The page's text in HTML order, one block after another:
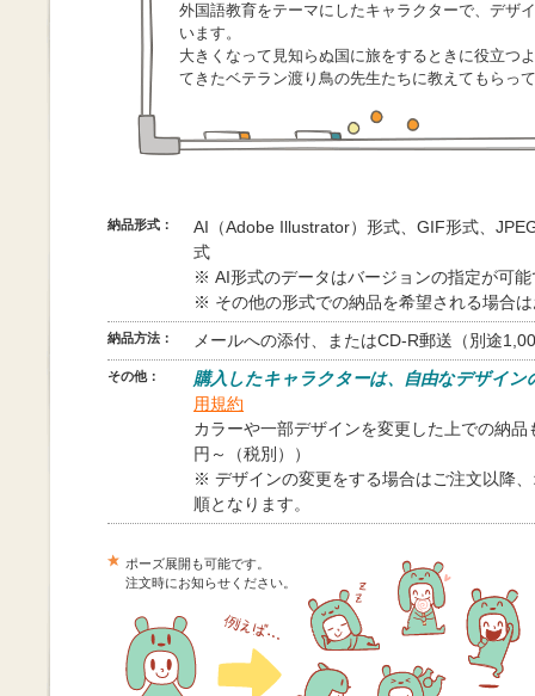
外国語教育をテーマにしたキャラクターで、デザ
います。
大きくなって見知らぬ国に旅をするときに役立つ
てきたベテラン渡り鳥の先生たちに教えてもらっ
納品形式：
AI（Adobe Illustrator）形式、GIF形式、
式
※ AI形式のデータはバージョンの指定が可能
※ その他の形式での納品を希望される場合
納品方法： メールへの添付、またはCD-R郵送（別途
その他：
購入したキャラクターは、自由なデザイン
用規約
カラーや一部デザインを変更した上での納
円～（税別））
※ デザインの変更をする場合はご注文以降
順となります。
ポーズ展開も可能です。
注文時にお知らせください。